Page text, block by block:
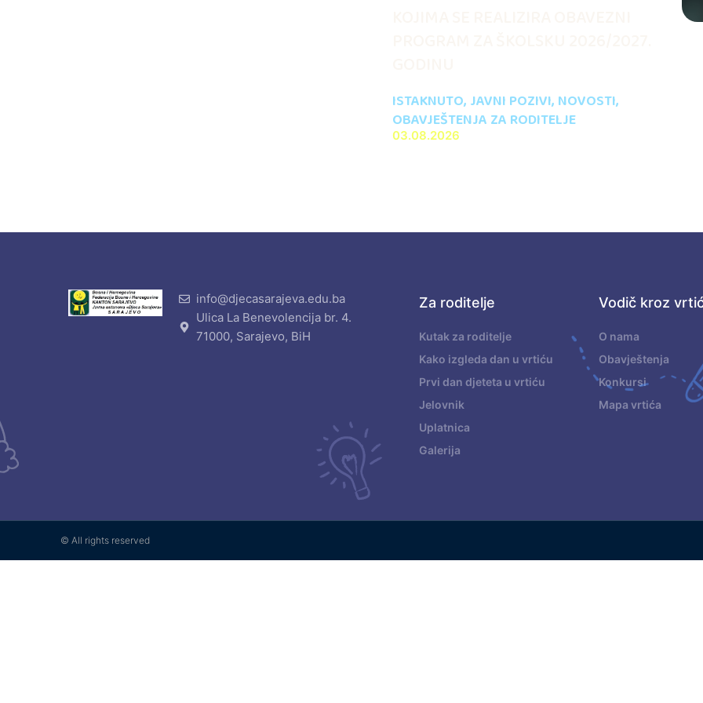
ISTAKNUTO, JAVNI POZIVI, NOVOSTI,
OBAVJEŠTENJA ZA RODITELJE
03.08.2026
info@djecasarajeva.edu.ba
Ulica La Benevolencija br. 4.
71000, Sarajevo, BiH
Za roditelje
Kutak za roditelje
Kako izgleda dan u vrtiću
Prvi dan djeteta u vrtiću
Jelovnik
Uplatnica
Galerija
Vodič kroz
O nama
Obavještenja
Konkursi
Mapa vrtića
© All rights reserved